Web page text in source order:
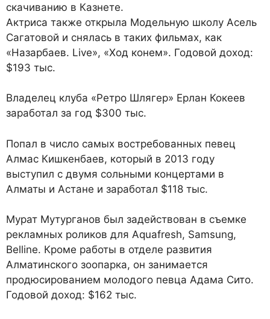
скачиванию в Казнете.
Актриса также открыла Модельную школу Асель
Сагатовой и снялась в таких фильмах, как
«Назарбаев. Live», «Ход конем». Годовой доход:
$193 тыс.
Владелец клуба «Ретро Шлягер» Ерлан Кокеев
заработал за год $300 тыс.
Попал в число самых востребованных певец
Алмас Кишкенбаев, который в 2013 году
выступил с двумя сольными концертами в
Алматы и Астане и заработал $118 тыс.
Мурат Мутурганов был задействован в съемке
рекламных роликов для Aquafresh, Samsung,
Belline. Кроме работы в отделе развития
Алматинского зоопарка, он занимается
продюсированием молодого певца Адама Сито.
Годовой доход: $162 тыс.